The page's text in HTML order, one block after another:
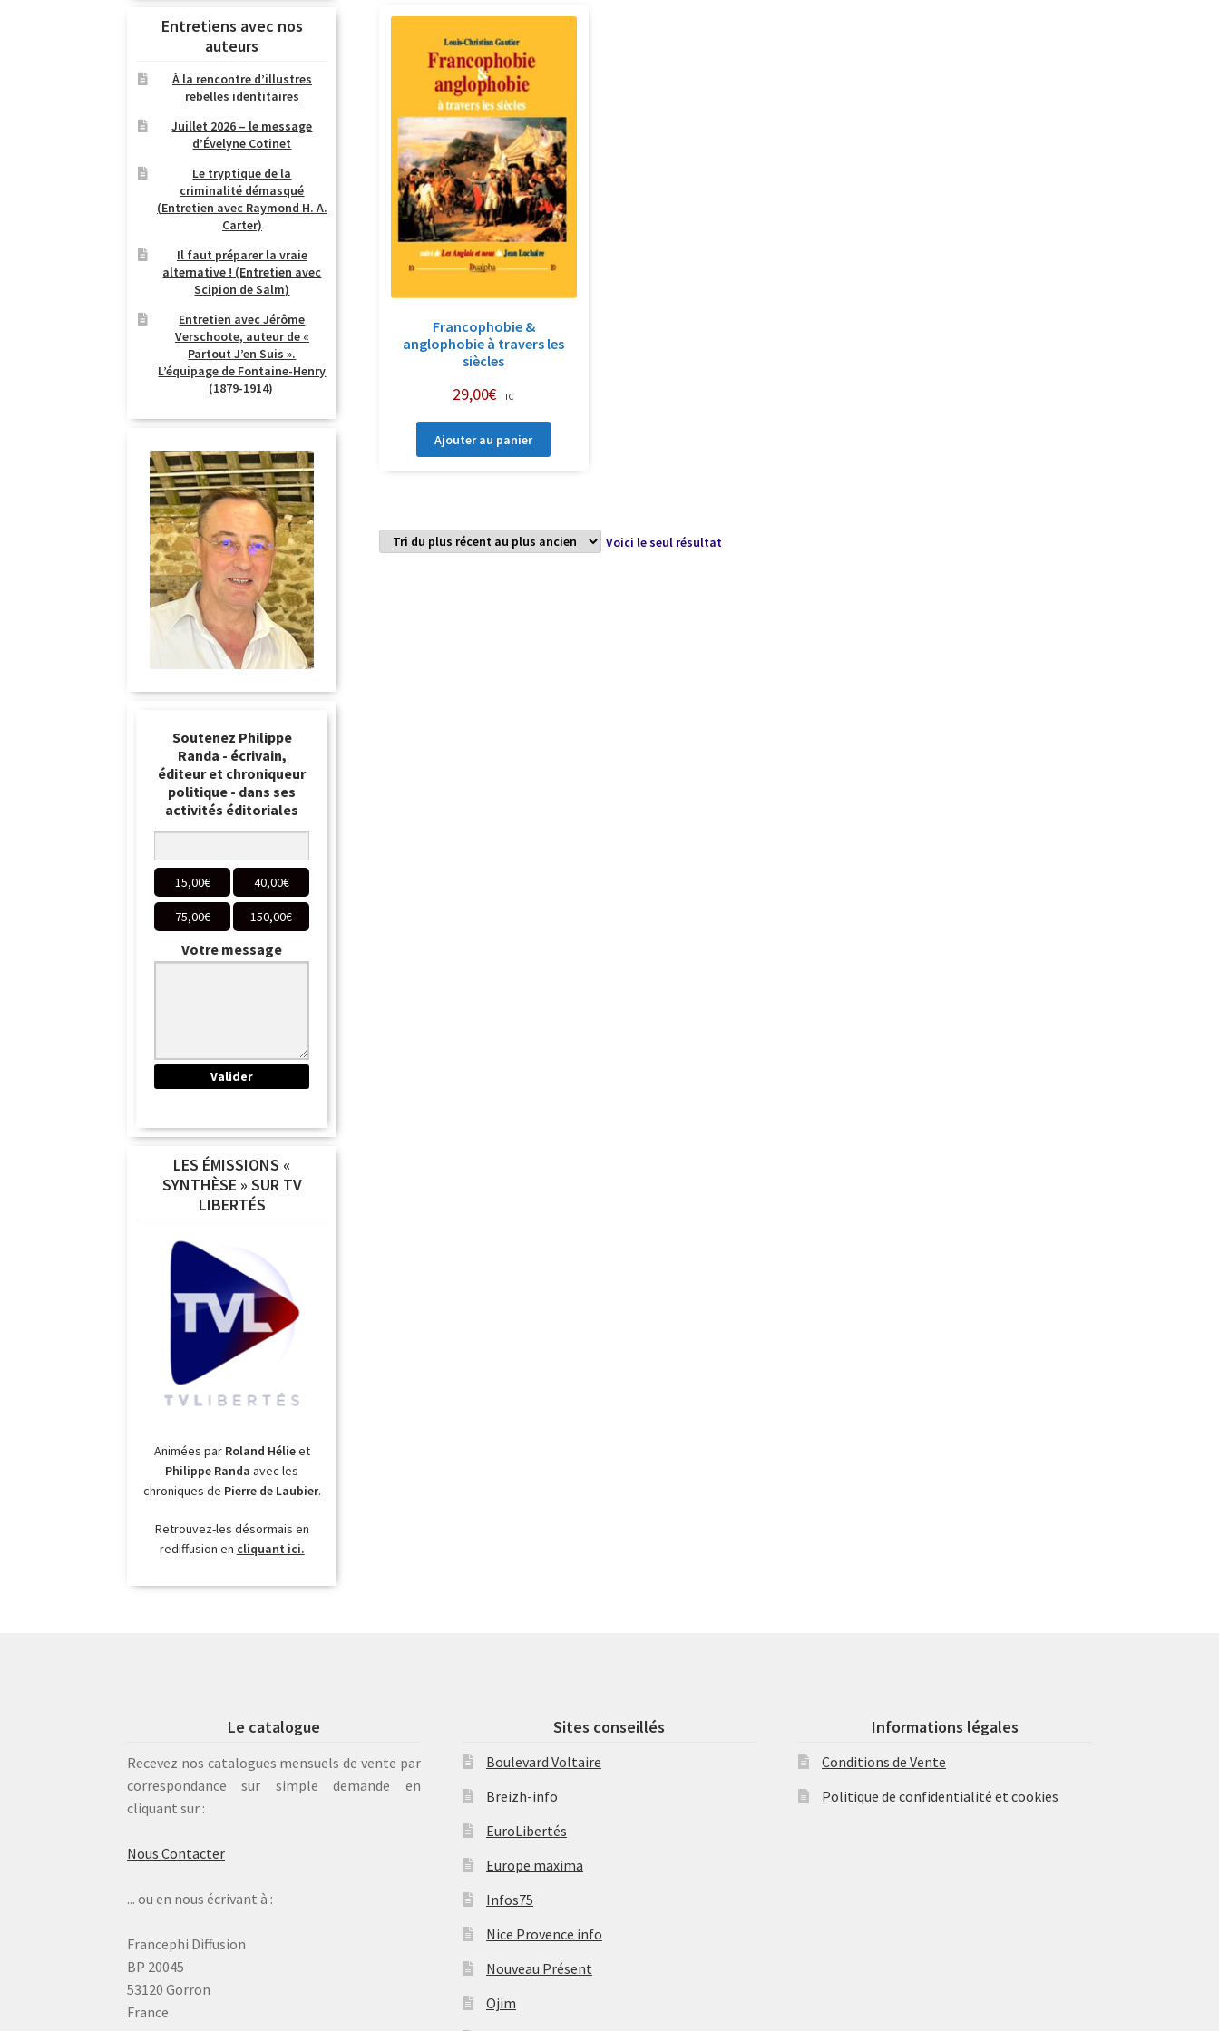
Francophobie &
anglophobie à travers les
siècles
29,00€ TTC
Ajouter au panier
Voici le seul résultat
Entretiens avec nos
auteurs
À la rencontre d’illustres
rebelles identitaires
Juillet 2026 – le message
d’Évelyne Cotinet
Le tryptique de la
criminalité démasqué
(Entretien avec Raymond H. A.
Carter)
Il faut préparer la vraie
alternative ! (Entretien avec
Scipion de Salm)
Entretien avec Jérôme
Verschoote, auteur de «
Partout J’en Suis ».
L’équipage de Fontaine-Henry
(1879-1914)
Soutenez Philippe
Randa - écrivain,
éditeur et chroniqueur
politique - dans ses
activités éditoriales
15,00€ 40,00€
75,00€ 150,00€
Votre message
LES ÉMISSIONS «
SYNTHÈSE » SUR TV
LIBERTÉS
Animées par Roland Hélieet
Philippe Randa avec les
chroniques de Pierre de Laubier.
Retrouvez-les désormais en
rediffusion en cliquant ici.
Le catalogue
Recevez nos catalogues mensuels de vente par
correspondance sur simple demande en
cliquant sur :
Nous Contacter
... ou en nous écrivant à :
Francephi Diffusion
BP 20045
53120 Gorron
France
Sites conseillés
Boulevard Voltaire
Breizh-info
EuroLibertés
Europe maxima
Infos75
Nice Provence info
Nouveau Présent
Ojim
Informations légales
Conditions de Vente
Politique de confidentialité et cookies